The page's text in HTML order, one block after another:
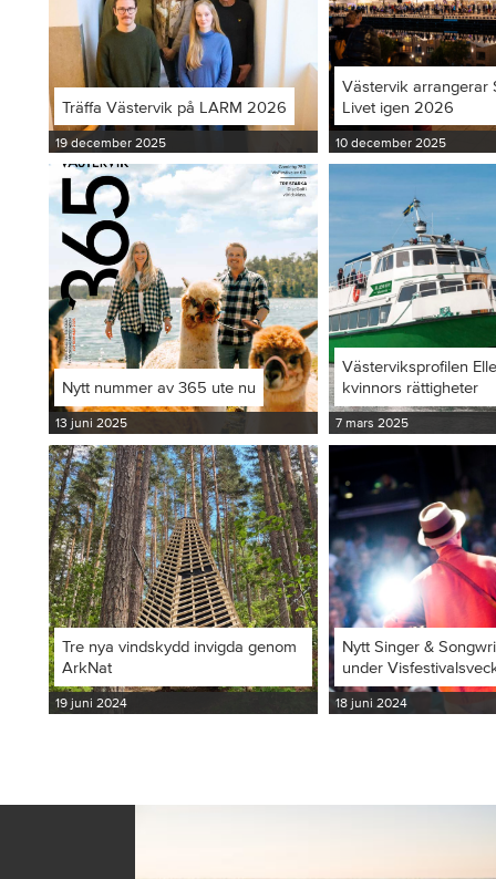
Träffa Västervik på LARM 2026
19 december 2025
Västervik arrangerar
Livet igen 2026
10 december 2025
Nytt nummer av 365 ute nu
13 juni 2025
Västerviksprofilen
kvinnors rättigheter
7 mars 2025
Tre nya vindskydd invigda genom
ArkNat
19 juni 2024
Nytt Singer &
under
18 juni 2024